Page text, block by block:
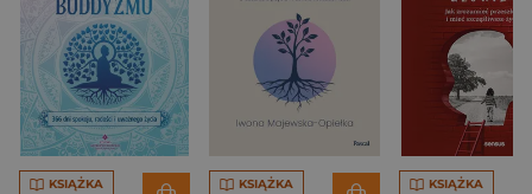
KSIĄŻKA KSIĄŻKA KSIĄŻKA